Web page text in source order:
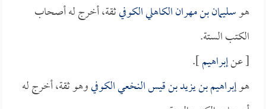
هوسليمان بن مهران الكاهلي الكوفيثقة، أخرج له أصحاب
الكتب الستة.
[ عنإبراهيم].
هوإبراهيم بن يزيد بن قيس النخعي الكوفيوهو ثقة، أخرج له